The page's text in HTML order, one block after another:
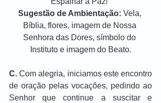
Sugestão de Ambientação: Vela,
Bíblia, flores, imagem de Nossa
Senhora das Dores, símbolo do
Instituto e imagem do Beato.
C. Com alegria, iniciamos este encontro
de oração pelas vocações, pedindo ao
Senhor que continue a suscitar e